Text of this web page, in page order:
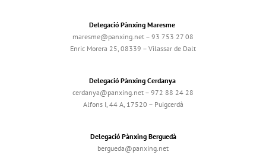
Delegació Pànxing Maresme
maresme@panxing.net – 93 753 27 08
Enric Morera 25, 08339 – Vilassar de Dalt
Delegació Pànxing Cerdanya
cerdanya@panxing.net – 972 88 24 28
Alfons I, 44 A, 17520 – Puigcerdà
Delegació Pànxing Berguedà
bergueda@panxing.net